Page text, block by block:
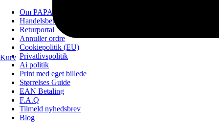
Kurv
Om PAPAPAPA
Handelsbetingelser
Returportal
Annuller ordre
Cookiepolitik (EU)
Privatlivspolitik
Ai politik
Print med eget billede
Størrelses Guide
EAN Betaling
F.A.Q
Tilmeld nyhedsbrev
Blog